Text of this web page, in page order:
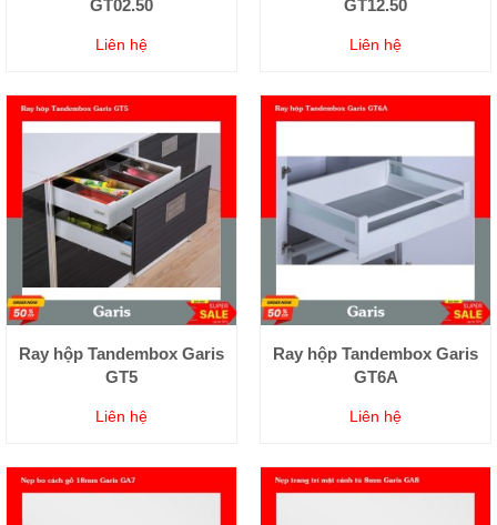
GT02.50
Liên hệ
GT12.50
Liên hệ
Ray hộp Tandembox Garis
GT5
Liên hệ
Ray hộp Tandembox Garis
GT6A
Liên hệ